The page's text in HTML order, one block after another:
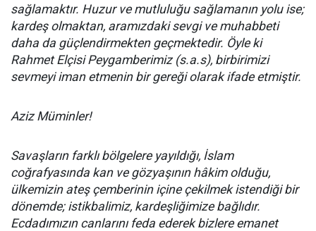
sağlamaktır. Huzur ve mutluluğu sağlamanın yolu ise;
kardeş olmaktan, aramızdaki sevgi ve muhabbeti
daha da güçlendirmekten geçmektedir. Öyle ki
Rahmet Elçisi Peygamberimiz (s.a.s), birbirimizi
sevmeyi iman etmenin bir gereği olarak ifade etmiştir.
Aziz Müminler!
Savaşların farklı bölgelere yayıldığı, İslam
coğrafyasında kan ve gözyaşının hâkim olduğu,
ülkemizin ateş çemberinin içine çekilmek istendiği bir
dönemde; istikbalimiz, kardeşliğimize bağlıdır.
Ecdadımızın canlarını feda ederek bizlere emanet